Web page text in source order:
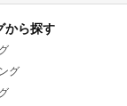
から探す
グ